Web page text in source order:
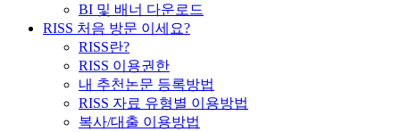
BI 및 배너 다운로드
RISS 처음 방문 이세요?
RISS란?
RISS 이용권한
내 추천논문 등록방법
RISS 자료 유형별 이용방법
복사/대출 이용방법